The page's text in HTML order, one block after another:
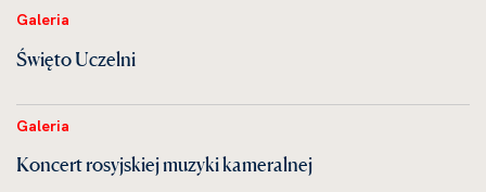
Galeria
Święto Uczelni
Galeria
Koncert rosyjskiej muzyki kameralnej